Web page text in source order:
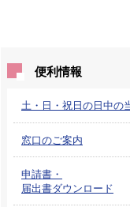
便利情報
土・日・祝日の日中の
窓口のご案内
申請書・
届出書ダウンロード